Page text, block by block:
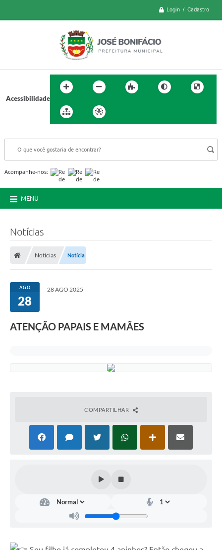
Login / Cadastro
Acessibilidade
Acompanhe-nos:
MENU
Notícias
Notícias Notícia
AGO
28
28 AGO 2025
ATENÇÃO PAPAIS E MAMÃES
COMPARTILHAR